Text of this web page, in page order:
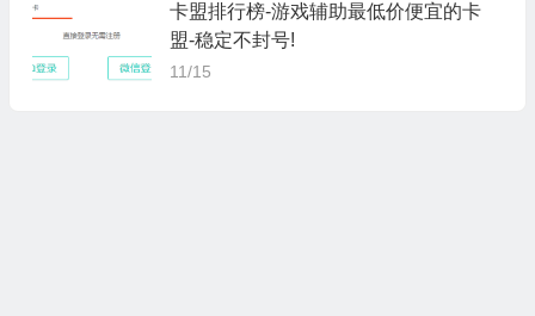
卡盟排行榜-游戏辅助最低价便宜的卡
盟-稳定不封号!
11/15